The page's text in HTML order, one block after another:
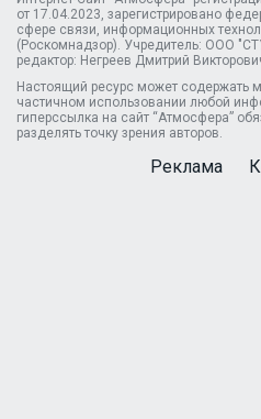
от 17.04.2023, зарегистрировано
сфере связи, информационных
(Роскомнадзор). Учредитель: ООО
редактор: Негреев Дмитрий
Настоящий ресурс может содержать
частичном использовании любой
гиперссылка на сайт “Атмосфера”
разделять точку зрения авторов.
Реклама